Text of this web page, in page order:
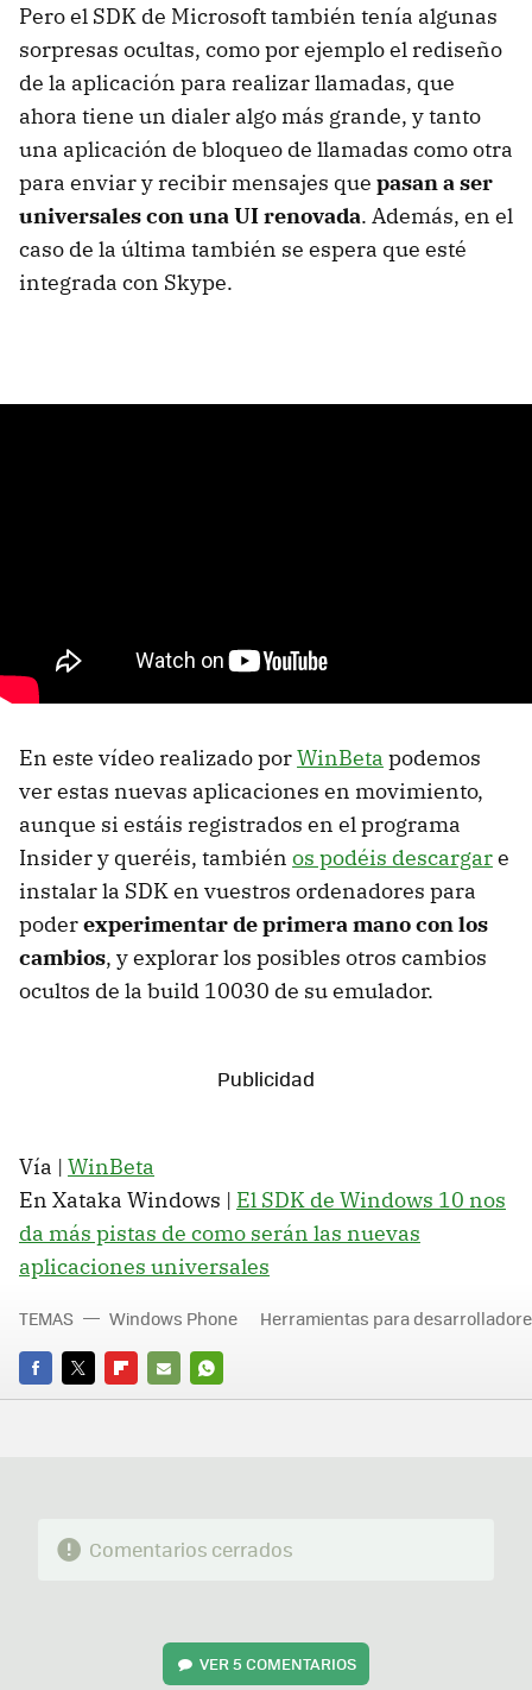
Pero el SDK de Microsoft también tenía algunas
sorpresas ocultas, como por ejemplo el rediseño
de la aplicación para realizar llamadas, que
ahora tiene un dialer algo más grande, y tanto
una aplicación de bloqueo de llamadas como otra
para enviar y recibir mensajes que pasan a ser
universales con una UI renovada. Además, en el
caso de la última también se espera que esté
integrada con Skype.
En este vídeo realizado porWinBeta podemos
ver estas nuevas aplicaciones en movimiento,
aunque si estáis registrados en el programa
Insider y queréis, también os podéis descargare
instalar la SDK en vuestros ordenadores para
poderexperimentar de primera mano con los
cambios, y explorar los posibles otros cambios
ocultos de la build 10030 de su emulador.
Vía | WinBeta
En Xataka Windows | El SDK de Windows 10 nos
da más pistas de como serán las nuevas
aplicaciones universales
FACEBOOK
TWITTERFLIPBOARD
E-
WHATSAPP
TEMAS Windows Phone Herramientas para
Comentarios cerrados
VER5 COMENTARIOS